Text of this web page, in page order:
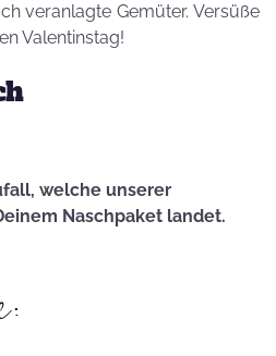
veranlagte Gemüter. Versüße
Valentinstag!
welche unserer
Naschpaket landet.